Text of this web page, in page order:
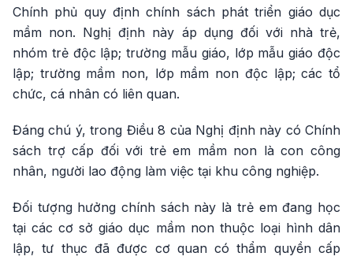
Chính phủ quy định chính sách phát triển giáo dục
mầm non. Nghị định này áp dụng đối với nhà trẻ,
nhóm trẻ độc lập; trường mẫu giáo, lớp mẫu giáo độc
lập; trường mầm non, lớp mầm non độc lập; các tổ
chức, cá nhân có liên quan.
Đáng chú ý, trong Điều 8 của Nghị định này có Chính
sách trợ cấp đối với trẻ em mầm non là con công
nhân, người lao động làm việc tại khu công nghiệp.
Đối tượng hưởng chính sách này là trẻ em đang học
tại các cơ sở giáo dục mầm non thuộc loại hình dân
lập, tư thục đã được cơ quan có thẩm quyền cấp